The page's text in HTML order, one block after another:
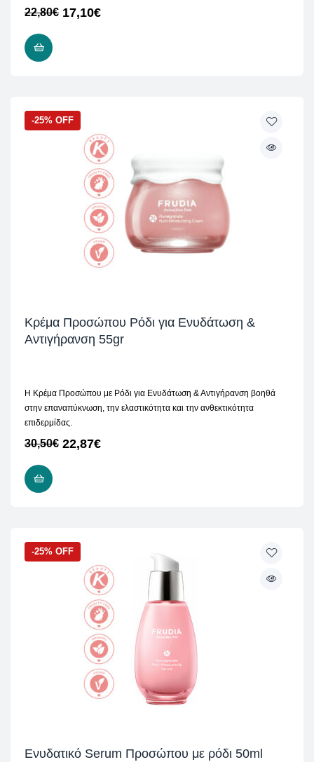
22,80€ 17,10€
-25% OFF
Κρέμα Προσώπου Ρόδι για Ενυδάτωση &
Αντιγήρανση 55gr
Η Κρέμα Προσώπου με Ρόδι για Ενυδάτωση & Αντιγήρανση βοηθά
στην επαναπύκνωση, τηv ελαστικότητα και την ανθεκτικότητα
επιδερμίδας.
30,50€ 22,87€
-25% OFF
Ενυδατικό Serum Προσώπου με ρόδι 50ml